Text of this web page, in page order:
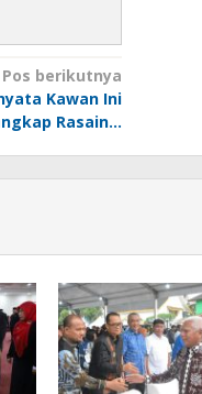
Pos berikutnya
Kawan Ini
Rasain…